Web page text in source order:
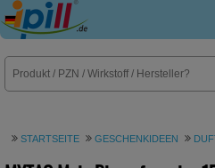
E-Rezept
STARTSEITE GESCHENKIDEEN